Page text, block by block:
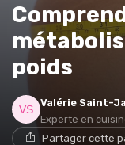
poids
Valérie Saint-
Experte en
Partager cette